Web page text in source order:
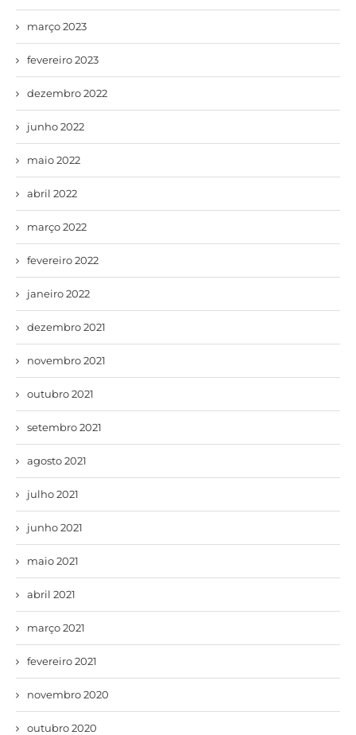
março 2023
fevereiro 2023
dezembro 2022
junho 2022
maio 2022
abril 2022
março 2022
fevereiro 2022
janeiro 2022
dezembro 2021
novembro 2021
outubro 2021
setembro 2021
agosto 2021
julho 2021
junho 2021
maio 2021
abril 2021
março 2021
fevereiro 2021
novembro 2020
outubro 2020